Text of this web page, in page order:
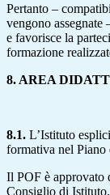
Pertanto –
vengono assegnate
e favorisce la
formazione
8. AREA
8.1. L’Istituto
formativa nel Piano
Il POF è approvato
Consiglio di Istituto.